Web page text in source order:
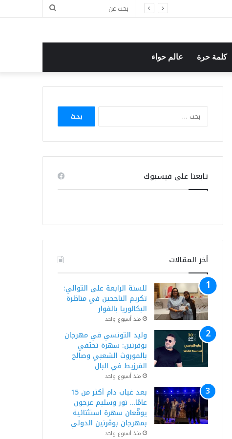
بحث
كلمة حرة عالم حواء
البحث
تابعنا على فيسبوك
أخر المقالات
للسنة الرابعة على التوالي:
تكريم الناجحين في مناظرة
البكالوريا بالفوار
منذ أسبوع واحد
وليد التونسي في مهرجان
بوقرنين: سهرة تحتفي
بالموروث الشعبي وصالح
الفرزيط في البال
منذ أسبوع واحد
بعد غياب دام أكثر من 15
عامًا… نور وسليم عرجون
يوقّعان سهرة استثنائية
بمهرجان بوڨرنين الدولي
منذ أسبوع واحد